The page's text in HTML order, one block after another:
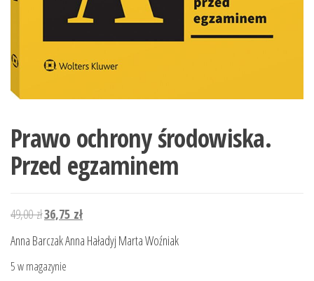
Prawo ochrony środowiska.
Przed egzaminem
49,00złPierwotna
cena
49,00 zł.
36,75 złAktualna
cena
wynosi:
Anna Barczak Anna Haładyj Marta Woźniak
5 w magazynie